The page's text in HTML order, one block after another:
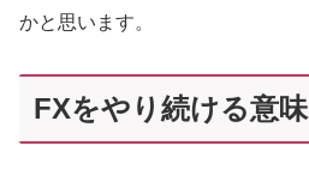
かと思います。
FXをやり続ける意味